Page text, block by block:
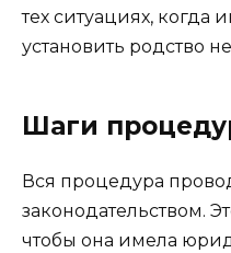
тех ситуациях, когда
установить родство
Шаги
Вся процедура
законодательством.
чтобы она имела